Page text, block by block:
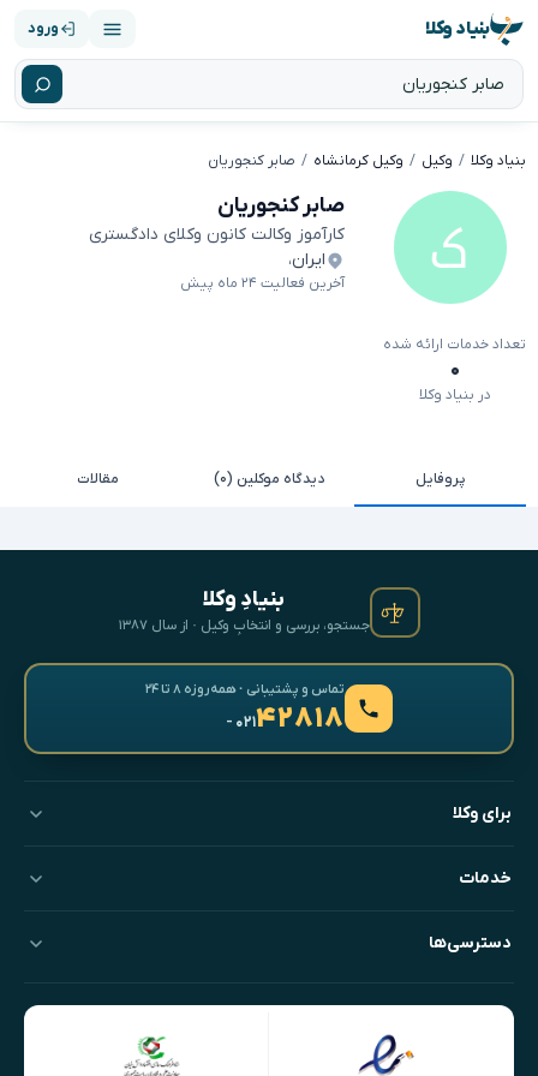
بنیاد وکلا ورود
بنیاد وکلا وکیل وکیل کرمانشاه صابر کنجوریان
صابر کنجوریان
کارآموز وکالت کانون وکلای دادگستری
ایران،
آخرین فعالیت ۲۴ ماه پیش
تعداد خدمات ارائه شده
۰
در بنیاد وکلا
پروفایل دیدگاه موکلین (۰) مقالات
بنیادِ وکلا
جستجو، بررسی و انتخابِ وکیل · از سال ۱۳۸۷
تماس و پشتیبانی · همه‌روزه ۸ تا ۲۴
۴۲۸۱۸- ۰۲۱
برای وکلا
خدمات
دسترسی‌ها